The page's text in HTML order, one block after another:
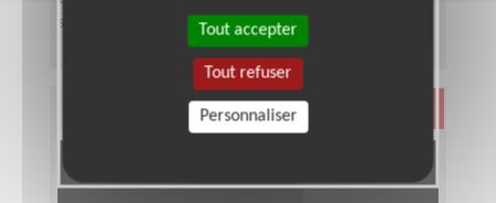
semaine
Tout accepter
Tout refuser
Personnaliser